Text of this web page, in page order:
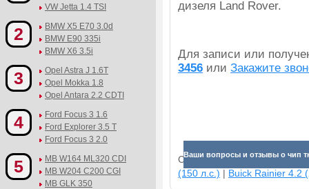
дизеля Land Rover.
Для записи или
3456 или Закажите
Ваши вопросы и отзывы о чип
Смотрите прибавки для
(150 л.с.) | Buick Rainier 4.2
VW Jetta 1.4 TSI
2
BMW X5 E70 3.0d
BMW E90 335i
BMW X6 3.5i
3
Opel Astra J 1.6T
Opel Mokka 1.8
Opel Antara 2.2 CDTI
4
Ford Focus 3 1.6
Ford Explorer 3.5 T
Ford Focus 3 2.0
5
MB W164 ML320 CDI
MB W204 C200 CGI
MB GLK 350